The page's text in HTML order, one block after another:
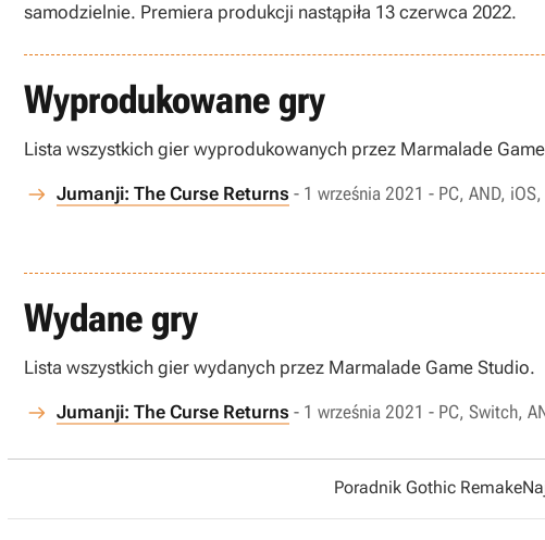
samodzielnie. Premiera produkcji nastąpiła 13 czerwca 2022.
Wyprodukowane gry
Lista wszystkich gier wyprodukowanych przez Marmalade
Jumanji: The Curse Returns - 1 września 2021 - PC, AND,
Wydane gry
Lista wszystkich gier wydanych przez Marmalade Game Studio.
Jumanji: The Curse Returns - 1 września 2021 - PC, Switch,
Poradnik Gothic Remake